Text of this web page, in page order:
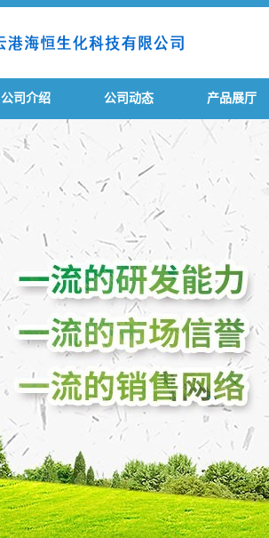
公司介绍 公司动态 产品展厅